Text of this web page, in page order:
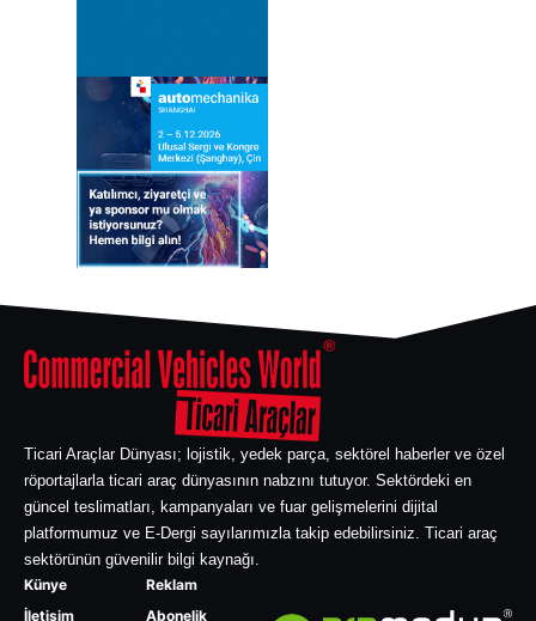
Ticari Araçlar Dünyası; lojistik, yedek parça, sektörel haberler ve özel
röportajlarla ticari araç dünyasının nabzını tutuyor. Sektördeki en
güncel teslimatları, kampanyaları ve fuar gelişmelerini dijital
platformumuz ve E-Dergi sayılarımızla takip edebilirsiniz. Ticari araç
sektörünün güvenilir bilgi kaynağı.
Künye
İletişim
Reklam
Abonelik